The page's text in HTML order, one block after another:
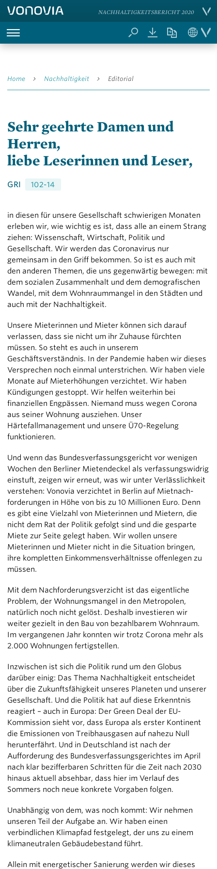
NACHHALTIGKEITSBERICHT 2020
Home Nachhaltigkeit Editorial
Sehr geehrte Damen und
Herren,
liebe Leserinnen und Leser,
GRI 102-14
in diesen für unsere Gesellschaft schwierigen Monaten
erleben wir, wie wichtig es ist, dass alle an einem Strang
ziehen: Wissenschaft, Wirtschaft, Politik und
Gesellschaft. Wir werden das Coronavirus nur
gemeinsam in den Griff bekommen. So ist es auch mit
den anderen Themen, die uns gegenwärtig bewegen: mit
dem sozialen Zusammenhalt und dem demografischen
Wandel, mit dem Wohnraummangel in den Städten und
auch mit der Nachhaltigkeit.
Unsere Mieterinnen und Mieter können sich darauf
verlassen, dass sie nicht um ihr Zuhause fürchten
müssen. So steht es auch in unserem
Geschäftsverständnis. In der Pandemie haben wir dieses
Versprechen noch einmal unterstrichen. Wir haben viele
Monate auf Mieterhöhungen verzichtet. Wir haben
Kündigungen gestoppt. Wir helfen weiterhin bei
finanziellen Engpässen. Niemand muss wegen Corona
aus seiner Wohnung ausziehen. Unser
Härtefallmanagement und unsere Ü70-Regelung
funktionieren.
Und wenn das Bundesverfassungsgericht vor wenigen
Wochen den Berliner Mietendeckel als verfassungswidrig
einstuft, zeigen wir erneut, was wir unter Verlässlichkeit
verstehen: Vonovia verzichtet in Berlin auf Mietnach­
forderungen in Höhe von bis zu 10 Millionen Euro. Denn
es gibt eine Vielzahl von Mieterinnen und Mietern, die
nicht dem Rat der Politik gefolgt sind und die gesparte
Miete zur Seite gelegt haben. Wir wollen unsere
Mieterinnen und Mieter nicht in die Situation bringen,
ihre kompletten Einkommensverhältnisse offenlegen zu
müssen.
Mit dem Nachforderungsverzicht ist das eigentliche
Problem, der Wohnungsmangel in den Metropolen,
natürlich noch nicht gelöst. Deshalb investieren wir
weiter gezielt in den Bau von bezahlbarem Wohnraum.
Im vergangenen Jahr konnten wir trotz Corona mehr als
2.000 Wohnungen fertigstellen.
Inzwischen ist sich die Politik rund um den Globus
darüber einig: Das Thema Nachhaltigkeit entscheidet
über die Zukunftsfähigkeit unseres Planeten und unserer
Gesellschaft. Und die Politik hat auf diese Erkenntnis
reagiert – auch in Europa: Der Green Deal der EU-
Kommission sieht vor, dass Europa als erster Kontinent
die Emissionen von Treibhausgasen auf nahezu Null
herunterfährt. Und in Deutschland ist nach der
Aufforderung des Bundesverfassungsgerichtes im April
nach klar bezifferbaren Schritten für die Zeit nach 2030
hinaus aktuell absehbar, dass hier im Verlauf des
Sommers noch neue konkrete Vorgaben folgen.
Unabhängig von dem, was noch kommt: Wir nehmen
unseren Teil der Aufgabe an. Wir haben einen
verbindlichen Klimapfad festgelegt, der uns zu einem
klimaneutralen Gebäudebestand führt.
Allein mit energetischer Sanierung werden wir dieses